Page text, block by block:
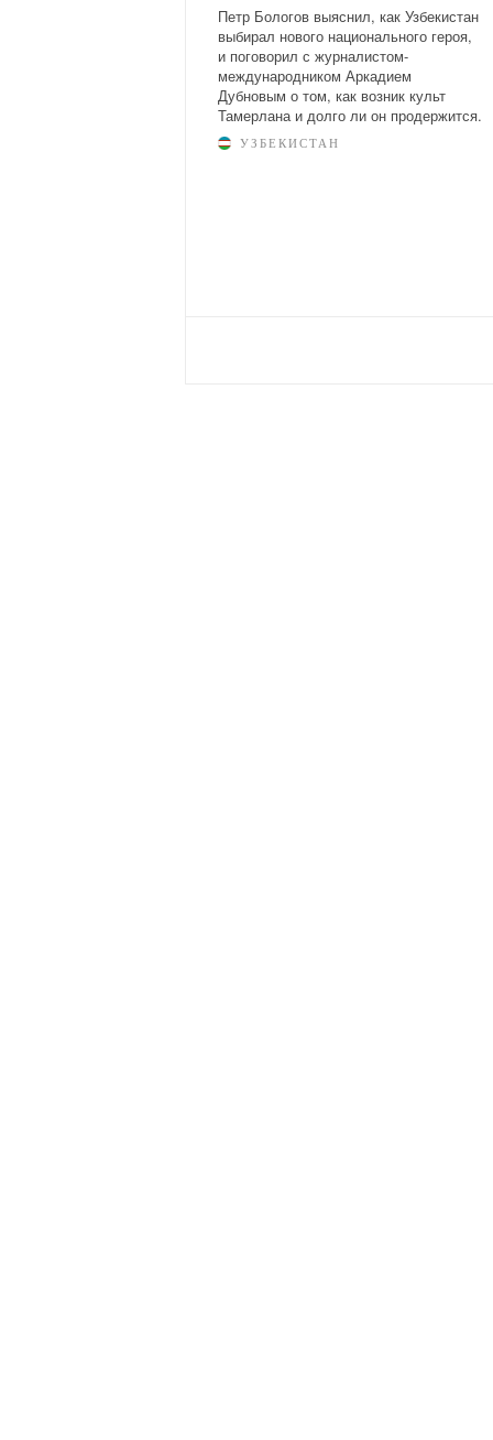
Петр Бологов выяснил, как Узбекистан
выбирал нового национального героя,
и поговорил с журналистом-
международником Аркадием
Дубновым о том, как возник культ
Тамерлана и долго ли он продержится.
УЗБЕКИСТАН